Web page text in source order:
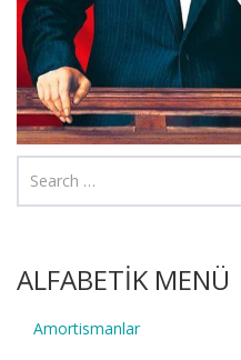
ALFABETİK MENÜ
Amortismanlar